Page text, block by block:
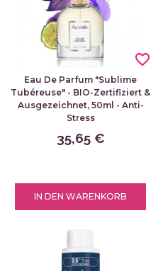
Eau De Parfum "Sublime
Tubéreuse" - BIO-Zertifiziert &
Ausgezeichnet, 50ml - Anti-
Stress
35,65 €
IN DEN WARENKORB
favorite_border